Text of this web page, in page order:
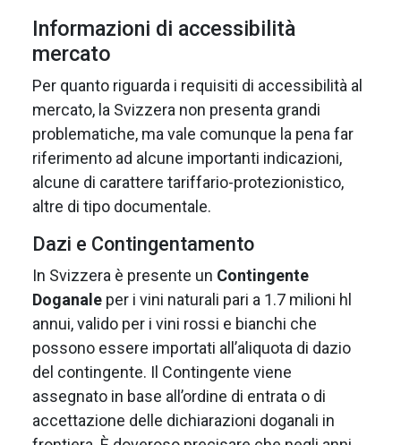
Informazioni di accessibilità
mercato
Per quanto riguarda i requisiti di accessibilità al
mercato, la Svizzera non presenta grandi
problematiche, ma vale comunque la pena far
riferimento ad alcune importanti indicazioni,
alcune di carattere tariffario-protezionistico,
altre di tipo documentale.
Dazi e Contingentamento
In Svizzera è presente un Contingente
Doganale per i vini naturali pari a 1.7 milioni hl
annui, valido per i vini rossi e bianchi che
possono essere importati all’aliquota di dazio
del contingente. Il Contingente viene
assegnato in base all’ordine di entrata o di
accettazione delle dichiarazioni doganali in